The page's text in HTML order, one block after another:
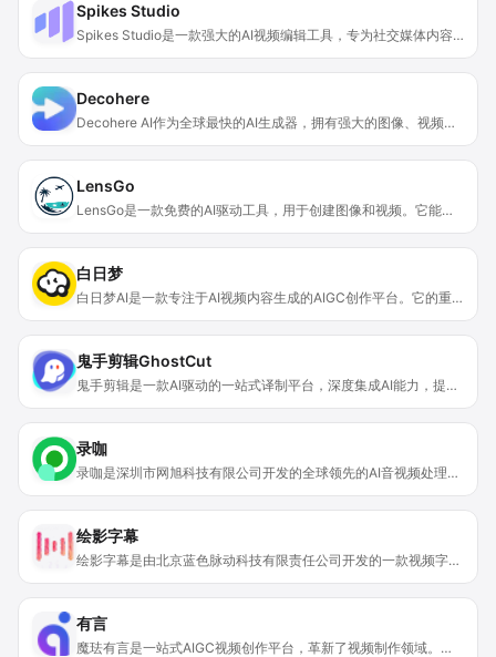
Spikes Studio
Spikes Studio是一款强大的AI视频编辑工具，专为社交媒体内容创作而设计。其核心功能是利用人工智能识别长视频中的精华片段，将其转化为适合不同平台的短视频。产品重要性在于它极大提高了视频内容创作和分发的效率。对于创作者来说，能够节省大量的时间和精力，无需手动剪辑和调整视频格式。产品背景源于社交媒体短视频的兴起，用户对于高效视频制作工具的需求日益增长。关于价格，文档未明确提及，但有免费获取剪辑片段的选项，推测可能有免费试用或付费模式。产品定位为面向各种类型的内容创作者，助力他们在社交媒体上获得更多关注和流量。
Decohere
Decohere AI作为全球最快的AI生成器，拥有强大的图像、视频和艺术创作能力。其重要性在于显著提升了内容创作效率，让用户能够快速实现创意。主要优点包括极快的生成速度、丰富的创作类型、高精度和细节表现。产品背景可能是为了满足创作者对高效、便捷的AI创作工具的需求。从页面可知可免费使用部分功能，其定位是为内容创作者提供一站式AI创作解决方案。
LensGo
LensGo是一款免费的AI驱动工具，用于创建图像和视频。它能够实现风格迁移，让用户仅通过一张图片就能将喜欢的角色带入视频中。其重要性在于为视频创作者提供了便捷、高效且个性化的视频制作方式。主要优点包括操作简单、易于上手，能够快速实现创意想法。该产品定位为面向广大视频创作者、故事讲述者，帮助他们更轻松地进行视频创作，无需复杂的专业知识。产品原本免费使用，但因业务调整，将于2025年7月3日停止运营，在停运前会逐步停用付费功能和停止自动续费。
白日梦
白日梦AI是一款专注于AI视频内容生成的AIGC创作平台。它的重要性在于，借助先进AI技术，打破了传统视频制作的门槛和限制，让普通用户也能轻松制作出专业级视频。其主要优点包括使用便捷，通过输入故事即可生成视频；功能丰富，涵盖形象定制、多种风格模板等；创作效率高，节省时间和人力成本。该平台由沈阳霏航网络科技有限公司开发，价格方面，从页面‘梦币不足’的提示推测有付费机制，可能还存在免费试用模式。其定位是为广大有视频创作需求的用户提供一个高效、专业的创作平台。
鬼手剪辑GhostCut
鬼手剪辑是一款AI驱动的一站式译制平台，深度集成AI能力，提供一站式译制体验和批量化处理能力。其搭载强大AI底层，优化译制体验，实现质效飞跃。支持100多种语言，具备强大抗噪和抗干扰能力，字幕提取准确。采用领先AI模型和翻译审校工作流，提升翻译准确性。可自动移除视频文字，效果无痕。提供多种语言的超真实AI配音和声音克隆功能。价格上，多款产品免费使用，翻译配音低至0.2元/分钟，性价比极高。定位是助力企业和创作者高效、高质覆盖全球市场，专注内容全球化，打磨译制流程各环节质量和效率。
录咖
录咖是深圳市网旭科技有限公司开发的全球领先的AI音视频处理平台，其定位是全方位满足音视频创作、编辑的需求，让新手也能轻松成为视频大师。产品操作简单，在线即可使用。价格方面文中未提及，但有免费体验机会。它的重要性在于解决了音视频处理过程中的各项难题，提高了音视频处理的效率和质量。主要优点包括功能丰富、操作简单、能满足多种场景需求等。
绘影字幕
绘影字幕是由北京蓝色脉动科技有限责任公司开发的一款视频字幕处理软件。它采用先进语音识别技术，自动把视频人声转为字幕并提供翻译服务。产品定位为为抖音、vlog、快手、自媒体、教育课程等视频创作者提供快捷加字幕服务。字幕识别服务按导入文件时长收费，价格0.6元/分钟起，购买时长卡可低至0.2元/分钟，后续编辑、导出免费，还有VIP等附加权益收费项目。其主要优点在于节省创作者手动码字时间、提高创作效率，支持多语言识别与翻译，能满足多种视频场景需求。
有言
魔珐有言是一站式AIGC视频创作平台，革新了视频制作领域。其核心技术为AI数字人技术，可打造虚拟主播与丰富虚拟形象。该平台的重要性在于简化了视频制作流程，为用户节省大量时间和成本。主要优点包括无需真人出镜、一键生成高质量3D视频、从场景构建到镜头剪辑全程自动化、数字人直播轻松实现等。价格方面支持付费订阅，定位是满足多元化视频创作需求的平台。